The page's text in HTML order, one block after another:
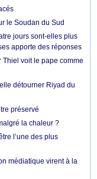
le Soudan du Sud
jours sont-elles plus
apporte des réponses
voit le pape comme
détourner Riyad du
préservé
la chaleur ?
l’une des plus
médiatique virent à la